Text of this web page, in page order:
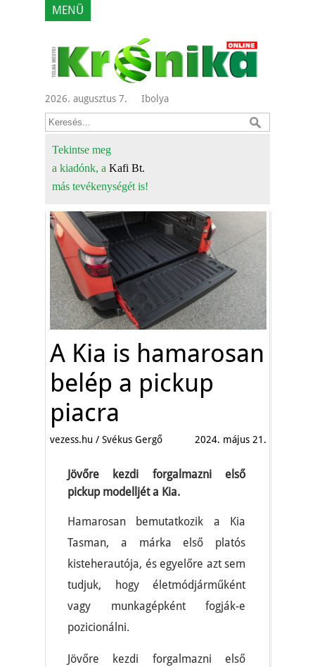
MENÜ
2026. augusztus 7. Ibolya
Tekintse meg
a kiadónk, a Kafi Bt.
más tevékenységét is!
A Kia is hamarosan
belép a pickup
piacra
vezess.hu / Svékus Gergő 2024. május 21.
Jövőre kezdi forgalmazni első
pickup modelljét a Kia.
Hamarosan bemutatkozik a Kia
Tasman, a márka első platós
kisteherautója, és egyelőre azt sem
tudjuk, hogy életmódjárműként
vagy munkagépként fogják-e
pozicionálni.
Jövőre kezdi forgalmazni első